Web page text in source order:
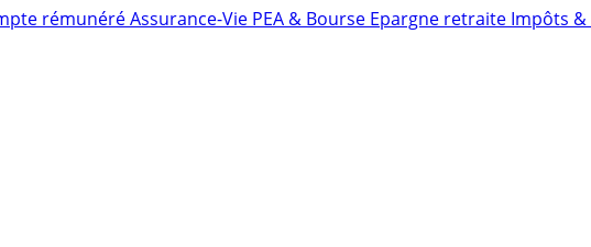
rémunéréAssurance-Vie PEA & Bourse Epargne retraite Impôts &